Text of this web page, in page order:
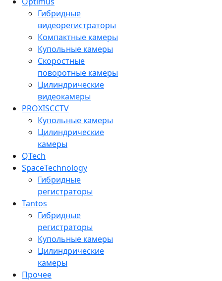
Гибридные
видеорегистраторы
Компактные камеры
Купольные камеры
Скоростные
поворотные камеры
Цилиндрические
видеокамеры
PROXISCCTV
Купольные камеры
Цилиндрические
камеры
QTech
SpaceTechnology
Гибридные
регистраторы
Tantos
Гибридные
регистраторы
Купольные камеры
Цилиндрические
камеры
Прочее